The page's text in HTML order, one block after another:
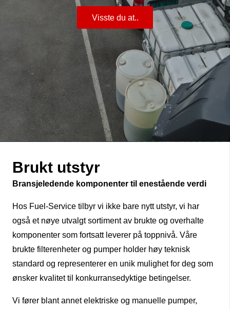
Visste du at..
Brukt utstyr
Bransjeledende komponenter til enestående verdi
Hos Fuel-Service tilbyr vi ikke bare nytt utstyr, vi har
også et nøye utvalgt sortiment av brukte og overhalte
komponenter som fortsatt leverer på toppnivå. Våre
brukte filterenheter og pumper holder høy teknisk
standard og representerer en unik mulighet for deg som
ønsker kvalitet til konkurransedyktige betingelser.
Vi fører blant annet elektriske og manuelle pumper,